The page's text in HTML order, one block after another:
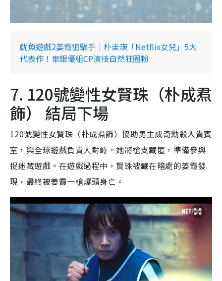
魷魚遊戲2姜霞狙擊手｜朴圭瑛「Netflix女兒」5大
代表作！車銀優組CP演技自然狂圈粉
7. 120號變性女賢珠（朴成焄
飾） 結局下場
120號變性女賢珠（朴成焄飾）協助男主成奇勳殺入貴賓
室，與全球遊戲負責人對峙。她將槍支藏匿，準備參與
捉迷藏遊戲。在遊戲過程中，賢珠被藏在暗處的姜霞發
現，最終被姜霞一槍爆頭身亡。